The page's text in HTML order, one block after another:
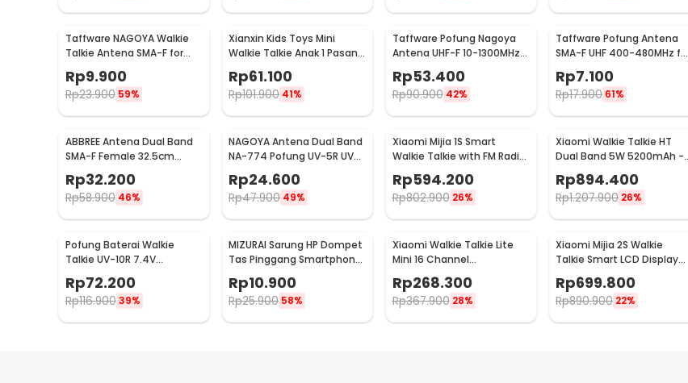
Taffware NAGOYA Walkie
Talkie Antena SMA-F for
NA-701
Rp9.900
Rp23.900 59%
Xianxin Kids Toys Mini
Walkie Talkie Anak 1 Pasang
- XA178
Rp61.100
Rp101.900 41%
Taffware Pofung Nagoya
Antena UHF-F 10-1300MHz
Ground Radical - RE-02
Rp53.400
Rp90.900 42%
Taffware Pofung Antena
SMA-F UHF 400-480MHz for
Rp7.100
Rp17.900 61%
ABBREE Antena Dual Band
SMA-F Female 32.5cm
Baofeng UV-5R UV-82 UV5R
Rp32.200
Rp58.900 46%
NAGOYA Antena Dual Band
NA-774 Pofung UV-5R UV-
5RE Plus UV-82
Rp24.600
Rp47.900 49%
Xiaomi Mijia 1S Smart
Walkie Talkie with FM Radio
Rp594.200
Rp802.900 26%
Xiaomi Walkie Talkie HT
Dual Band 5W 5200mAh -
XMDJJ02
Rp894.400
Rp1.207.900 26%
Pofung Baterai Walkie
Talkie UV-10R 7.4V
Rp72.200
Rp116.900 39%
MIZURAI Sarung HP Dompet
Tas Pinggang Smartphone
Rp10.900
Rp25.900 58%
Xiaomi Walkie Talkie Lite
Mini 16 Channel
Rechargeable 2000mAh -
XMDJJL01
Rp268.300
Rp367.900 28%
Xiaomi Mijia 2S Walkie
Talkie Smart LCD Display
Wide Range Radio FM -
XMDJJ04FY
Rp699.800
Rp890.900 22%